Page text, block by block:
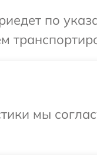
по
мы